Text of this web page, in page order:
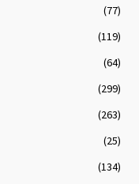
(77)
(119)
(64)
(299)
(263)
(25)
(134)